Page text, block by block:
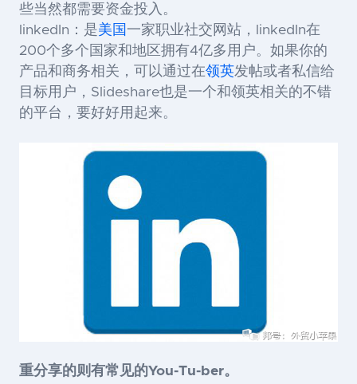
些当然都需要资金投入。
linkedIn：是美国 一家职业社交网站，linkedIn在
200个多个国家和地区拥有4亿多用户。如果你的
产品和商务相关，可以通过在领英发帖或者私信给
目标用户，Slideshare也是一个和领英相关的不错
的平台，要好好用起来。
重分享的则有常见的You-Tu-ber。